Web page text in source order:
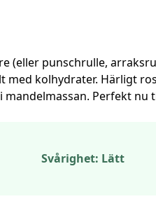
(eller punschrulle,
med kolhydrater. Härligt
Perfekt nu
Svårighet: Lätt